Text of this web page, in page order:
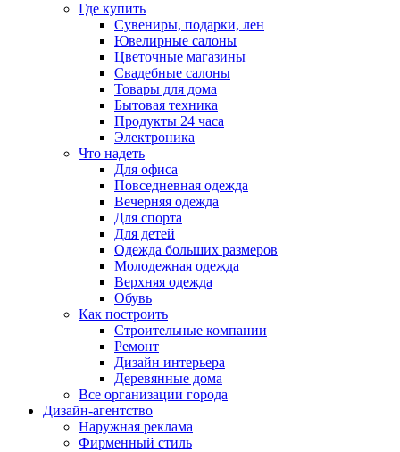
Где купить
Сувениры, подарки, лен
Ювелирные салоны
Цветочные магазины
Свадебные салоны
Товары для дома
Бытовая техника
Продукты 24 часа
Электроника
Что надеть
Для офиса
Повседневная одежда
Вечерняя одежда
Для спорта
Для детей
Одежда больших размеров
Молодежная одежда
Верхняя одежда
Обувь
Как построить
Строительные компании
Ремонт
Дизайн интерьера
Деревянные дома
Все организации города
Дизайн-агентство
Наружная реклама
Фирменный стиль